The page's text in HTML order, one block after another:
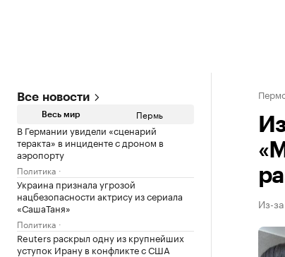
Все новости
Весь мир Пермь
В Германии увидели «сценарий
теракта» в инциденте с дроном в
аэропорту
Политика
Украина признала угрозой
нацбезопасности актрису из сериала
«СашаТаня»
Политика
Reuters раскрыл одну из крупнейших
уступок Ирану в конфликте с США
Из-